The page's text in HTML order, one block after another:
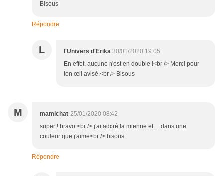
Bisous
Répondre
L l'Univers d'Erika 30/01/2020 19:05
En effet, aucune n'est en double !<br /> Merci pour
ton œil avisé.<br /> Bisous
M mamichat 25/01/2020 08:42
super ! bravo <br /> j'ai adoré la mienne et.... dans une
couleur que j'aime<br /> bisous
Répondre